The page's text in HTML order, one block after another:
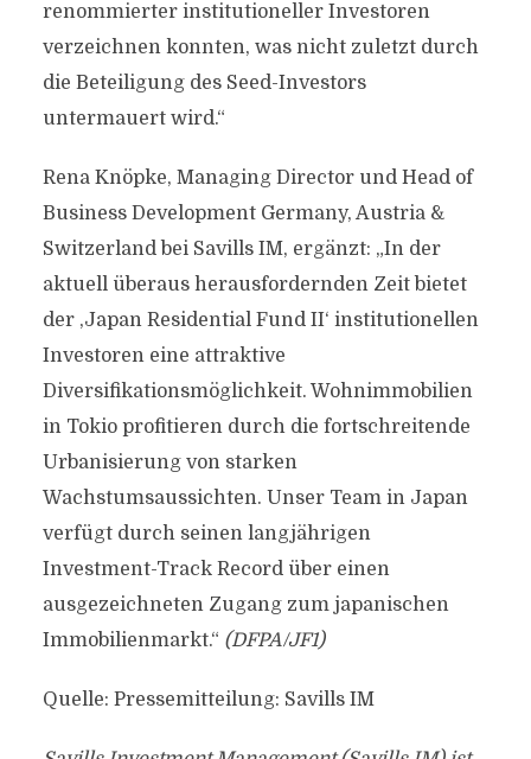
renommierter institutioneller Investoren
verzeichnen konnten, was nicht zuletzt durch
die Beteiligung des Seed-Investors
untermauert wird.“
Rena Knöpke, Managing Director und Head of
Business Development Germany, Austria &
Switzerland bei Savills IM, ergänzt: „In der
aktuell überaus herausfordernden Zeit bietet
der ,Japan Residential Fund II‘ institutionellen
Investoren eine attraktive
Diversifikationsmöglichkeit. Wohnimmobilien
in Tokio profitieren durch die fortschreitende
Urbanisierung von starken
Wachstumsaussichten. Unser Team in Japan
verfügt durch seinen langjährigen
Investment-Track Record über einen
ausgezeichneten Zugang zum japanischen
Immobilienmarkt.“ (DFPA/JF1)
Quelle: Pressemitteilung: Savills IM